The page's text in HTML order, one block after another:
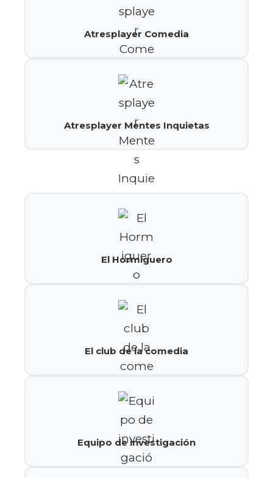
Atresplayer Comedia
Atresplayer Mentes Inquietas
El Hormiguero
El club de la comedia
Equipo de investigación